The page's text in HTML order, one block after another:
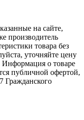
на сайте,
производитель
товара без
уточняйте цену
о товаре
публичной офертой,
Гражданского